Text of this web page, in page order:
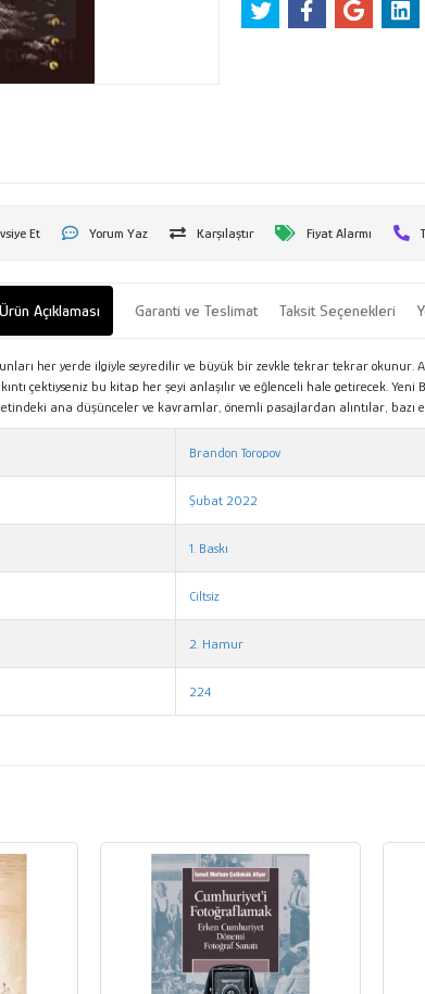
Et Yorum Yaz Karşılaştır Fiyat Alarmı
Ürün Açıklaması Garanti ve Teslimat Taksit Seçenekleri
her yerde ilgiyle seyredilir ve büyük bir zevkle tekrar tekrar
çektiyseniz bu kitap her şeyi anlaşılır ve eğlenceli hale getirecek.
ana düşünceler ve kavramlar, önemli pasajlardan alıntılar, bazı
Brandon Toropov
Şubat 2022
1. Baskı
Ciltsiz
2. Hamur
224